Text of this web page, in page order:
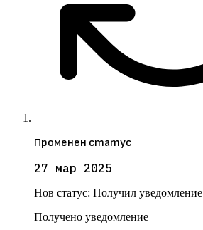
Променен статус
27 мар 2025
Нов статус: Получил уведомление
Получено уведомление